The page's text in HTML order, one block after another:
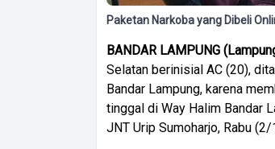
Paketan Narkoba yang Dibeli
BANDAR LAMPUNG (
Selatan berinisial AC (20),
Bandar Lampung, karena
tinggal di Way Halim Bandar
JNT Urip Sumoharjo, Rabu